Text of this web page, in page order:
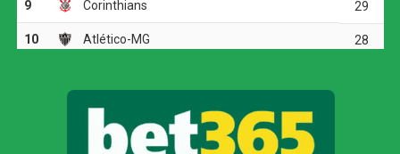
classificação.
Juventude e avança às quartas da Copa do Brasil
Em uma bola lançada para a área, a defesa do Juventude